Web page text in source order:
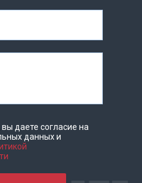
даете согласие на
данных и